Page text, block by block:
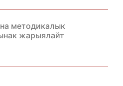
методикалык
жарыялайт